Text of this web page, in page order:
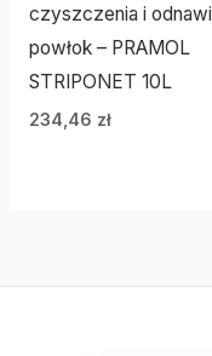
czyszczenia i
powłok – PRAMOL
STRIPONET 10L
234,46 zł